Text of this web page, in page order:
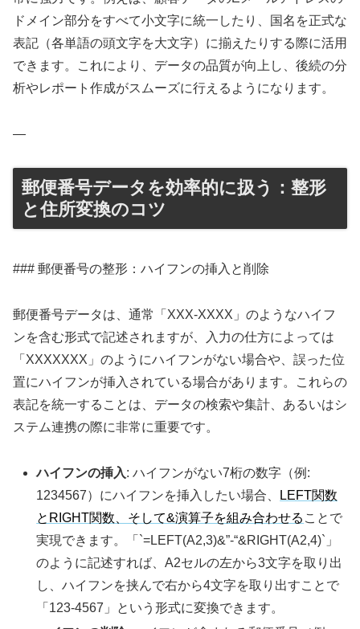
ドメイン部分をすべて小文字に統一したり、国名を正式な
表記（各単語の頭文字を大文字）に揃えたりする際に活用
できます。これにより、データの品質が向上し、後続の分
析やレポート作成がスムーズに行えるようになります。
—
郵便番号データを効率的に扱う：整形
と住所変換のコツ
### 郵便番号の整形：ハイフンの挿入と削除
郵便番号データは、通常「XXX-XXXX」のようなハイフ
ンを含む形式で記述されますが、入力の仕方によっては
「XXXXXXX」のようにハイフンがない場合や、誤った位
置にハイフンが挿入されている場合があります。これらの
表記を統一することは、データの検索や集計、あるいはシ
ステム連携の際に非常に重要です。
ハイフンの挿入: ハイフンがない7桁の数字（例:
1234567）にハイフンを挿入したい場合、
LEFT関数
とRIGHT関数、そして&演算子を組み合わせる ことで
実現できます。「`=LEFT(A2,3)&”-“&RIGHT(A2,4)`」
のように記述すれば、A2セルの左から3文字を取り出
し、ハイフンを挟んで右から4文字を取り出すことで
「123-4567」という形式に変換できます。